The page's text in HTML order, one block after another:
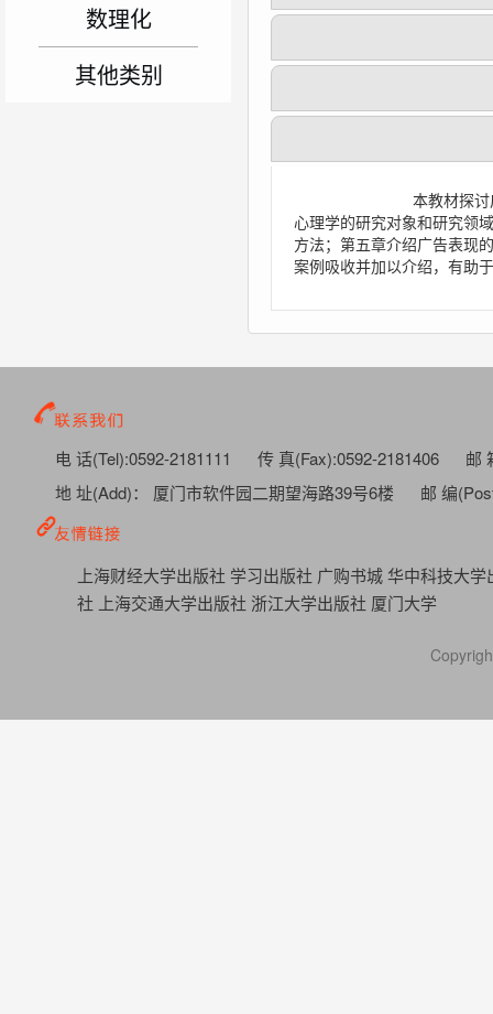
数理化
其他类别
本教材探讨广告活动过
心理学的研究对象和研究领
方法；第五章介绍广告表现
案例吸收并加以介绍，
电 话(Tel):0592-2181111 传 真(Fax):0592-2181406
邮
地 址(Add)： 厦门市软件园二期望海路39号6楼
邮 编
上海财经大学出版社 学习出版社 广购书城华中科技大
社 上海交通大学出版社 浙江大学出版社 厦门大学